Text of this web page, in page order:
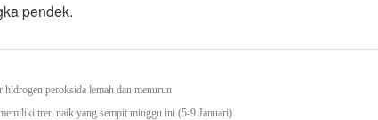
pendek.
peroksida lemah dan menurun
tren naik yang sempit minggu ini (5-9 Januari)